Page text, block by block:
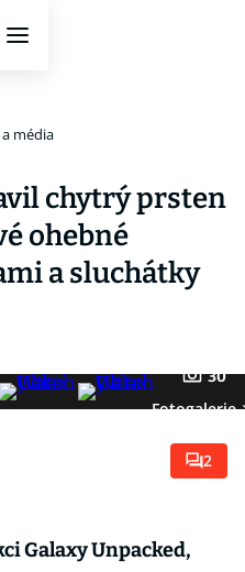
média
chytrý prsten
ohebné
a sluchátky
30
Fotogalerie
2
Galaxy Unpacked,